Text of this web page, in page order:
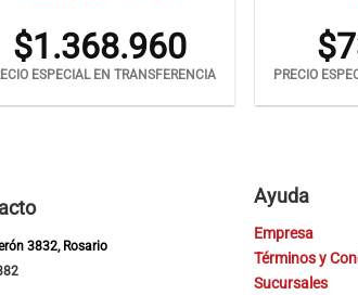
$1.368.960
ESPECIAL EN TRANSFERENCIA
$
PRECIO
3832, Rosario
Ayuda
Empresa
Términos y
Sucursales